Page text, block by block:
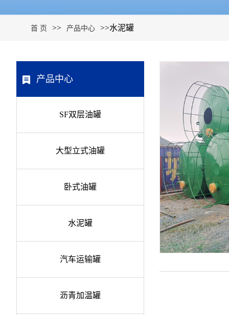
首 页 >> 产品中心 >>水泥罐
产品中心
SF双层油罐
大型立式油罐
卧式油罐
水泥罐
汽车运输罐
沥青加温罐